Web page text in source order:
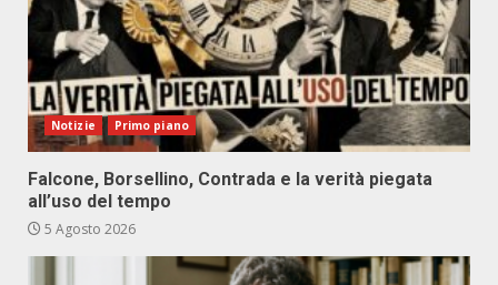
Notizie Primo piano
Falcone, Borsellino, Contrada e la verità piegata
all’uso del tempo
5 Agosto 2026